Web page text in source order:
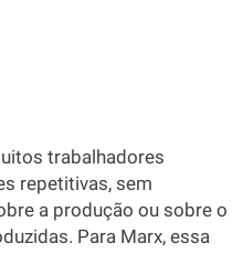
trabalhadores
repetitivas, sem
a produção ou sobre o
Para Marx, essa